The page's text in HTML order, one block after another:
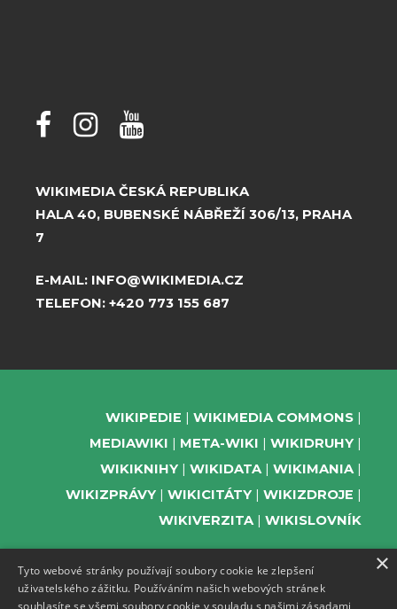
WIKIMEDIA ČESKÁ REPUBLIKA
HALA 40, BUBENSKÉ NÁBŘEŽÍ 306/13, PRAHA
7
E-MAIL: INFO@WIKIMEDIA.CZ
TELEFON: +420 773 155 687
WIKIPEDIE
WIKIMEDIA COMMONS
MEDIAWIKI
META-WIKI
WIKIDRUHY
WIKIKNIHY
WIKIDATA
WIKIMANIA
WIKIZPRÁVY
WIKICITÁTY
WIKIZDROJE
WIKIVERZITA
WIKISLOVNÍK
PODPOŘTE NÁS
×
Tyto webové stránky používají soubory cookie ke zlepšení
uživatelského zážitku. Používáním našich webových stránek
souhlasíte se všemi soubory cookie v souladu s našimi zásadami